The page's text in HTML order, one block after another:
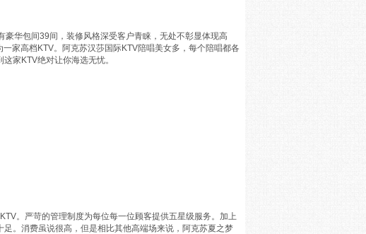
华包间39间，装修风格深受客户青睐，无处不彰显体现高
家高档KTV。阿克苏汉莎国际KTV陪唱美女多，每个陪唱都各
家KTV绝对让你海选无忧。
。严苛的管理制度为每位每一位顾客提供五星级服务。加上
。消费虽说很高，但是相比其他高端场来说，阿克苏夏之梦